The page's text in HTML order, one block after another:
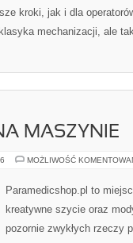
kroki, jak i dla
mechanizacji, ale
MASZYNIE
MOŻLIWOŚĆ
Paramedicshop.pl to
kreatywne szycie oraz
pozornie zwykłych rzeczy